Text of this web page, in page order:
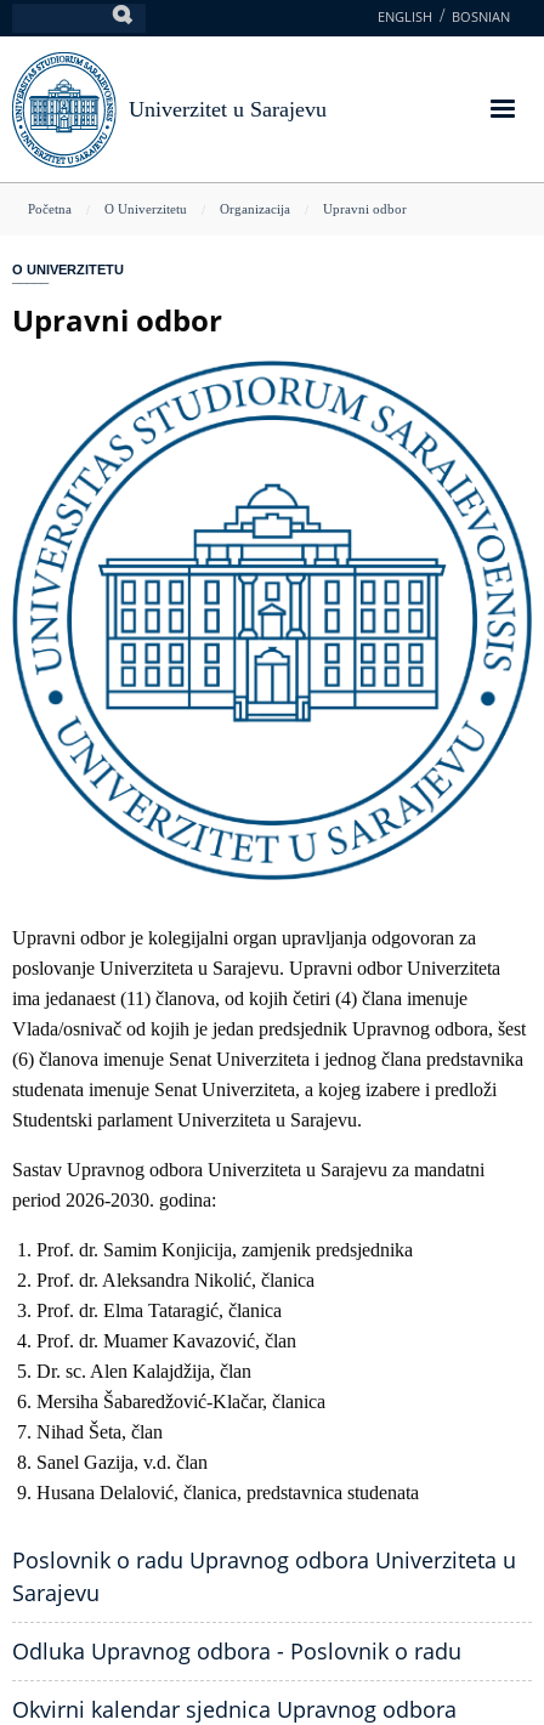
na
glavni
sadržaj
ENGLISH BOSNIAN
Univerzitet u Sarajevu
You
here
Početna O Univerzitetu Organizacija Upravni odbor
O UNIVERZITETU
Upravni odbor
Upravni odbor je kolegijalni organ upravljanja odgovoran za
poslovanje Univerziteta u Sarajevu. Upravni odbor Univerziteta
ima jedanaest (11) članova, od kojih četiri (4) člana imenuje
Vlada/osnivač od kojih je jedan predsjednik Upravnog odbora, šest
(6) članova imenuje Senat Univerziteta i jednog člana predstavnika
studenata imenuje Senat Univerziteta, a kojeg izabere i predloži
Studentski parlament Univerziteta u Sarajevu.
Sastav Upravnog odbora Univerziteta u Sarajevu za mandatni
period 2026-2030. godina:
Prof. dr. Samim Konjicija, zamjenik predsjednika
Prof. dr. Aleksandra Nikolić, članica
Prof. dr. Elma Tataragić, članica
Prof. dr. Muamer Kavazović, član
Dr. sc. Alen Kalajdžija, član
Mersiha Šabaredžović-Klačar, članica
Nihad Šeta, član
Sanel Gazija, v.d. član
Husana Delalović, članica, predstavnica studenata
Poslovnik o radu Upravnog odbora Univerziteta u
Sarajevu
Odluka Upravnog odbora - Poslovnik o radu
Okvirni kalendar sjednica Upravnog odbora